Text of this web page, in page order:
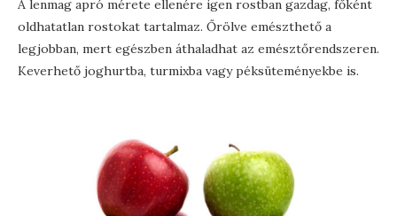
A lenmag apró mérete ellenére igen rostban gazdag, főként
oldhatatlan rostokat tartalmaz. Őrölve emészthető a
legjobban, mert egészben áthaladhat az emésztőrendszeren.
Keverhető joghurtba, turmixba vagy péksüteményekbe is.